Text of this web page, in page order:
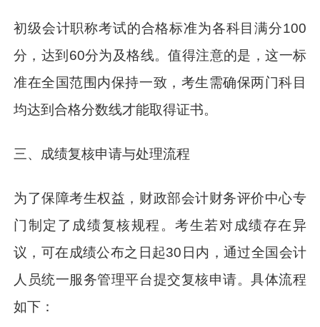
初级会计职称考试的合格标准为各科目满分100
分，达到60分为及格线。值得注意的是，这一标
准在全国范围内保持一致，考生需确保两门科目
均达到合格分数线才能取得证书。
三、成绩复核申请与处理流程
为了保障考生权益，财政部会计财务评价中心专
门制定了成绩复核规程。考生若对成绩存在异
议，可在成绩公布之日起30日内，通过全国会计
人员统一服务管理平台提交复核申请。具体流程
如下：